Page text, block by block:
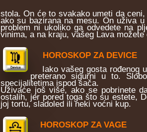
stola. On će to svakako umeti da
ako su bazirana na mesu. On uživa
problem ni ukoliko ga odvedete na
vinima, a na kraju, vašeg Lava
HOROSKOP ZA DEVICE
Iako vašeg gosta rođenog u
preterano sigurni u to.
specijalitetima ispod sača.
Uživaće još više, ako se pobrinete
ostalih, jer pored toga što su estete,
joj tortu, sladoled ili neki voćni kup.
HOROSKOP ZA VAGE